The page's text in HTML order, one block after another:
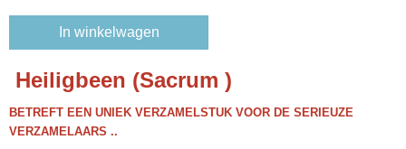
In winkelwagen
Heiligbeen (Sacrum )
BETREFT EEN UNIEK VERZAMELSTUK VOOR DE SERIEUZE
VERZAMELAARS ..